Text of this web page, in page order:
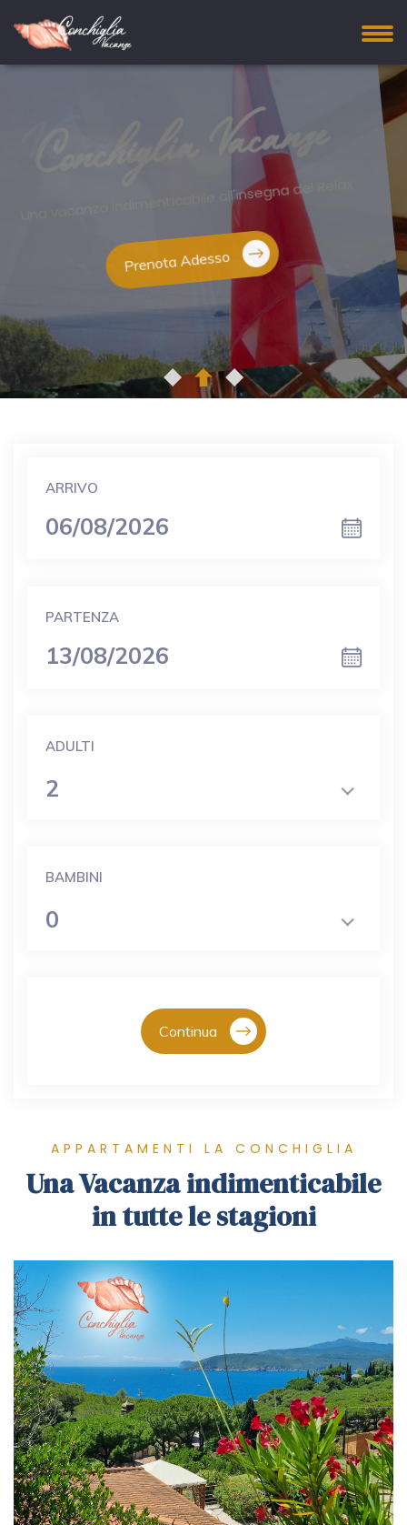
Conchiglia Vacanze
Un luogo ideale per vivere la natura e godersi la
ARRIVO
PARTENZA
ADULTI
2
BAMBINI
0
Continua
APPARTAMENTI LA CONCHIGLIA
Una Vacanza indimenticabile
in tutte le stagioni